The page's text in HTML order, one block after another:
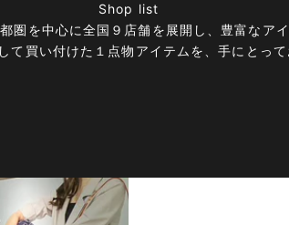
Shop list
圏を中心に全国９店舗を展開し、豊富なア
て買い付けた１点物アイテムを、手にとって